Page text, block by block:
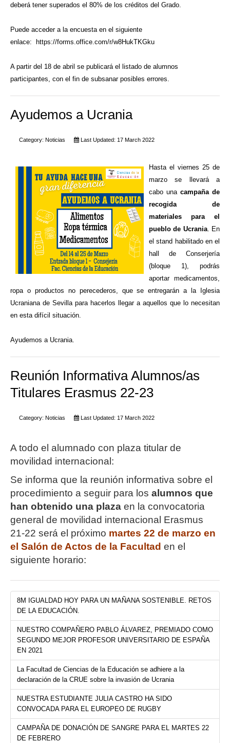
deberá tener superados el 80% de los créditos del Grado.
Puede acceder a la encuesta en el siguiente
enlace: https://forms.office.com/r/w8HukTKGku
A partir del 18 de abril se publicará el listado de alumnos
participantes, con el fin de subsanar posibles errores.
Ayudemos a Ucrania
Category: Noticias Last Updated: 17 March 2022
Hasta el viernes 25 de
marzo se llevará a
cabo una campaña de
recogida de
materiales para el
pueblo de Ucrania. En
el stand habilitado en el
hall de Conserjería
(bloque 1), podrás
aportar medicamentos,
ropa o productos no perecederos, que se entregarán a la Iglesia
Ucraniana de Sevilla para hacerlos llegar a aquellos que lo necesitan
en esta difícil situación.
Ayudemos a Ucrania.
Reunión Informativa Alumnos/as
Titulares Erasmus 22-23
Category: Noticias Last Updated: 17 March 2022
A todo el alumnado con plaza titular de
movilidad internacional:
Se informa que la reunión informativa sobre el
procedimiento a seguir para los alumnos que
han obtenido una plaza en la convocatoria
general de movilidad internacional Erasmus
21-22 será el próximo martes 22 de marzo en
el Salón de Actos de la Facultad en el
siguiente horario:
8M IGUALDAD HOY PARA UN MAÑANA SOSTENIBLE. RETOS
DE LA EDUCACIÓN.
NUESTRO COMPAÑERO PABLO ÁLVAREZ, PREMIADO COMO
SEGUNDO MEJOR PROFESOR UNIVERSITARIO DE ESPAÑA
EN 2021
La Facultad de Ciencias de la Educación se adhiere a la
declaración de la CRUE sobre la invasión de Ucrania
NUESTRA ESTUDIANTE JULIA CASTRO HA SIDO
CONVOCADA PARA EL EUROPEO DE RUGBY
CAMPAÑA DE DONACIÓN DE SANGRE PARA EL MARTES 22
DE FEBRERO